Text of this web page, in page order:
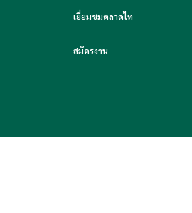
เยี่ยมชมตลาดไท
สมัครงาน